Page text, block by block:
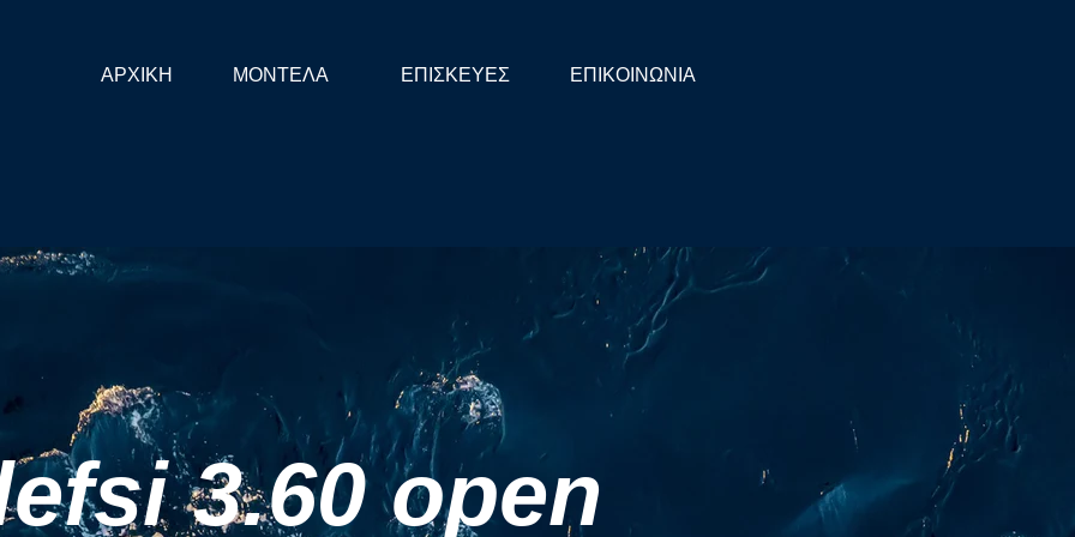
ΑΡΧΙΚΗ ΜΟΝΤΕΛΑ ΕΠΙΣΚΕΥΕΣ ΕΠΙΚΟΙΝΩΝΙΑ
3.60 open